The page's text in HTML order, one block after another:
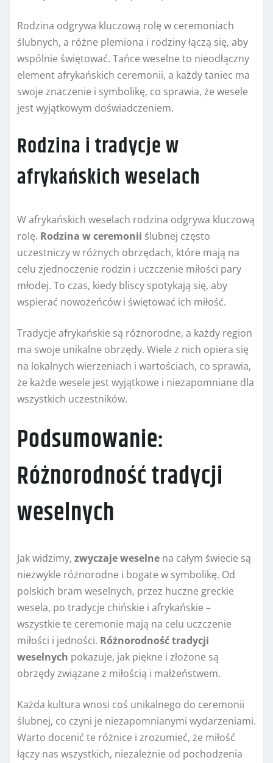
Rodzina odgrywa kluczową rolę w ceremoniach
ślubnych, a różne plemiona i rodziny łączą się, aby
wspólnie świętować. Tańce weselne to nieodłączny
element afrykańskich ceremonii, a każdy taniec ma
swoje znaczenie i symbolikę, co sprawia, że wesele
jest wyjątkowym doświadczeniem.
Rodzina i tradycje w
afrykańskich weselach
W afrykańskich weselach rodzina odgrywa kluczową
rolę. Rodzina w ceremonii ślubnej często
uczestniczy w różnych obrzędach, które mają na
celu zjednoczenie rodzin i uczczenie miłości pary
młodej. To czas, kiedy bliscy spotykają się, aby
wspierać nowożeńców i świętować ich miłość.
Tradycje afrykańskie są różnorodne, a każdy region
ma swoje unikalne obrzędy. Wiele z nich opiera się
na lokalnych wierzeniach i wartościach, co sprawia,
że każde wesele jest wyjątkowe i niezapomniane dla
wszystkich uczestników.
Podsumowanie:
Różnorodność tradycji
weselnych
Jak widzimy, zwyczaje weselne na całym świecie są
niezwykle różnorodne i bogate w symbolikę. Od
polskich bram weselnych, przez huczne greckie
wesela, po tradycje chińskie i afrykańskie –
wszystkie te ceremonie mają na celu uczczenie
miłości i jedności. Różnorodność tradycji
weselnych pokazuje, jak piękne i złożone są
obrzędy związane z miłością i małżeństwem.
Każda kultura wnosi coś unikalnego do ceremonii
ślubnej, co czyni je niezapomnianymi wydarzeniami.
Warto docenić te różnice i zrozumieć, że miłość
łączy nas wszystkich, niezależnie od pochodzenia